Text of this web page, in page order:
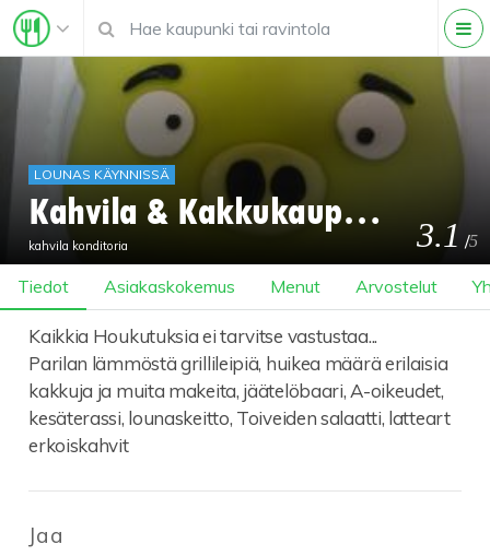
LOUNAS KÄYNNISSÄ
Kahvila & Kakkukauppa Houkutus
kahvila konditoria 3.1 /5
Tiedot Asiakaskokemus Menut Arvostelut
Kaikkia Houkutuksia ei tarvitse vastustaa...
Parilan lämmöstä grillileipiä, huikea määrä erilaisia
kakkuja ja muita makeita, jäätelöbaari, A-oikeudet,
kesäterassi, lounaskeitto, Toiveiden salaatti, latteart
erkoiskahvit
Jaa